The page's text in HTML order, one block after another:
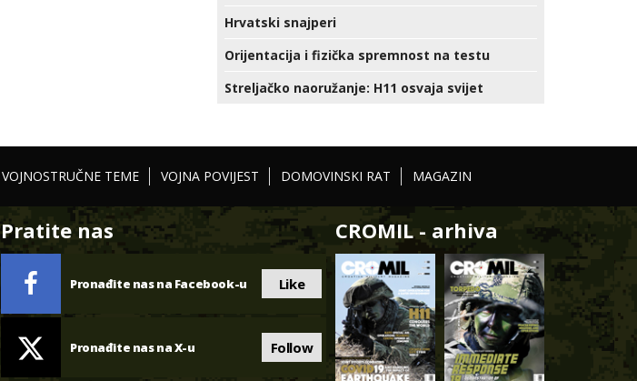
Hrvatski snajperi
Orijentacija i fizička spremnost na testu
Streljačko naoružanje: H11 osvaja svijet
VOJNOSTRUČNE TEME VOJNA POVIJEST DOMOVINSKI RAT MAGAZIN
Pratite nas
Pronađite nas na Facebook-u Like
Pronađite nas na X-u Follow
CROMIL - arhiva